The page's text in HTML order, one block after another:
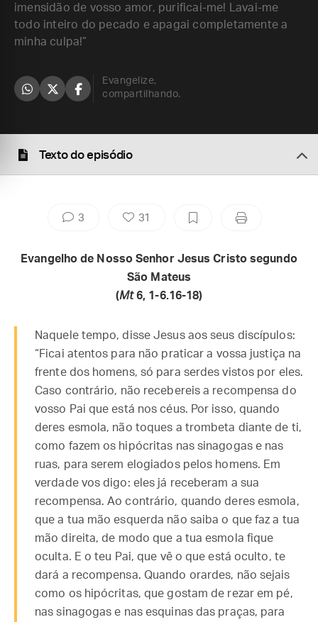
imensidão de vosso amor, purificai-me! Lavai-me
todo inteiro do pecado e apagai completamente a
minha culpa!”
Evangelize,
compartilhando.
Texto do episódio
3 31
Evangelho de Nosso Senhor Jesus Cristo segundo
São Mateus
(Mt6, 1-6.16-18)
Naquele tempo, disse Jesus aos seus discípulos:
“Ficai atentos para não praticar a vossa justiça na
frente dos homens, só para serdes vistos por eles.
Caso contrário, não recebereis a recompensa do
vosso Pai que está nos céus. Por isso, quando
deres esmola, não toques a trombeta diante de ti,
como fazem os hipócritas nas sinagogas e nas
ruas, para serem elogiados pelos homens. Em
verdade vos digo: eles já receberam a sua
recompensa. Ao contrário, quando deres esmola,
que a tua mão esquerda não saiba o que faz a tua
mão direita, de modo que a tua esmola fique
oculta. E o teu Pai, que vê o que está oculto, te
dará a recompensa. Quando orardes, não sejais
como os hipócritas, que gostam de rezar em pé,
nas sinagogas e nas esquinas das praças, para